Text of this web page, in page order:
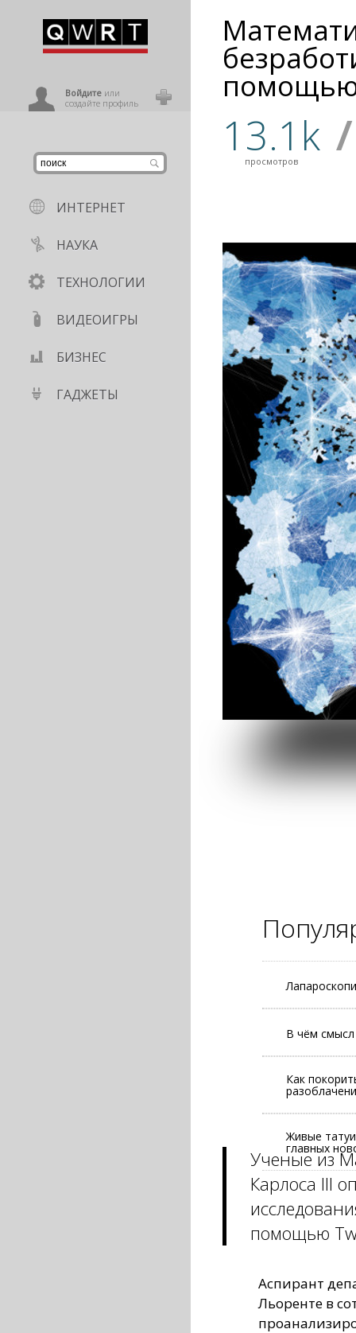
Войдитеили
создайте профиль
ИНТЕРНЕТ
НАУКА
ТЕХНОЛОГИИ
ВИДЕОИГРЫ
БИЗНЕС
ГАДЖЕТЫ
13.1k
просмотров /
В чём смысл
Как
Живые
главных
Ученые из
Карлоса III
помощью
Аспирант
Льоренте в